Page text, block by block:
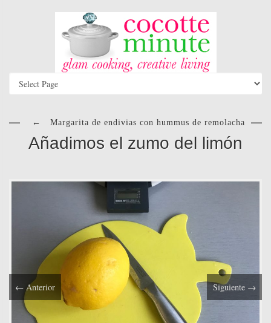
← Margarita de endivias con hummus de remolacha
Añadimos el zumo del limón
← Anterior Siguiente →